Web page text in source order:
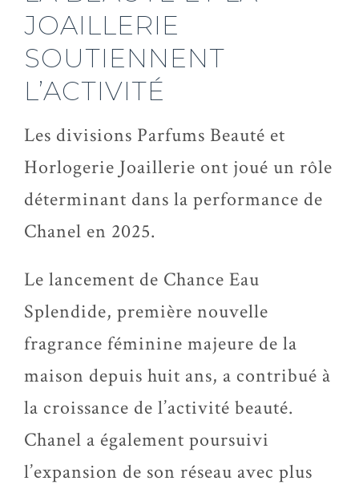
JOAILLERIE
SOUTIENNENT
L’ACTIVITÉ
Les divisions Parfums Beauté et
Horlogerie Joaillerie ont joué un rôle
déterminant dans la performance de
Chanel en 2025.
Le lancement de Chance Eau
Splendide, première nouvelle
fragrance féminine majeure de la
maison depuis huit ans, a contribué à
la croissance de l’activité beauté.
Chanel a également poursuivi
l’expansion de son réseau avec plus